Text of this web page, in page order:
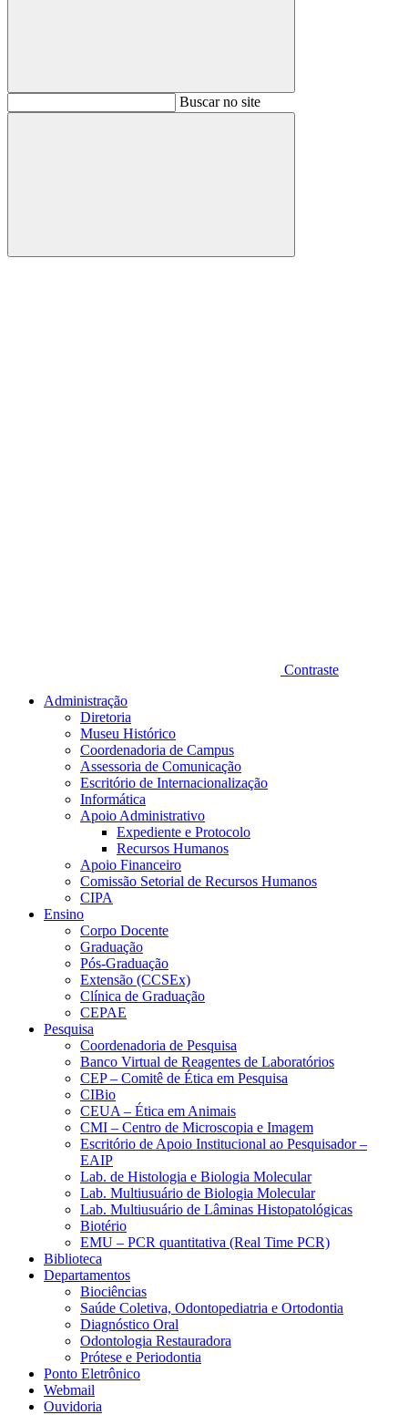
BuscarBuscar no site
Buscar
Contraste
Administração
Diretoria
Museu Histórico
Coordenadoria de Campus
Assessoria de Comunicação
Escritório de Internacionalização
Informática
Apoio Administrativo
Expediente e Protocolo
Recursos Humanos
Apoio Financeiro
Comissão Setorial de Recursos Humanos
CIPA
Ensino
Corpo Docente
Graduação
Pós-Graduação
Extensão (CCSEx)
Clínica de Graduação
CEPAE
Pesquisa
Coordenadoria de Pesquisa
Banco Virtual de Reagentes de Laboratórios
CEP – Comitê de Ética em Pesquisa
CIBio
CEUA – Ética em Animais
CMI – Centro de Microscopia e Imagem
Escritório de Apoio Institucional ao Pesquisador –
EAIP
Lab. de Histologia e Biologia Molecular
Lab. Multiusuário de Biologia Molecular
Lab. Multiusuário de Lâminas Histopatológicas
Biotério
EMU – PCR quantitativa (Real Time PCR)
Biblioteca
Departamentos
Biociências
Saúde Coletiva, Odontopediatria e Ortodontia
Diagnóstico Oral
Odontologia Restauradora
Prótese e Periodontia
Ponto Eletrônico
Webmail
Ouvidoria